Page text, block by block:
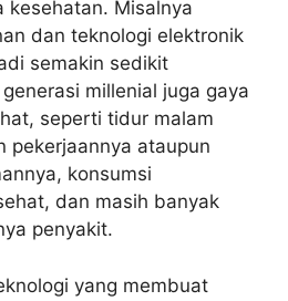
kesehatan. Misalnya
dan teknologi elektronik
semakin sedikit
millenial juga gaya
seperti tidur malam
pekerjaannya ataupun
konsumsi
dan masih banyak
penyakit.
yang membuat